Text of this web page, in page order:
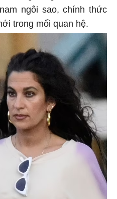
ngôi sao, chính thức
trong mối quan hệ.